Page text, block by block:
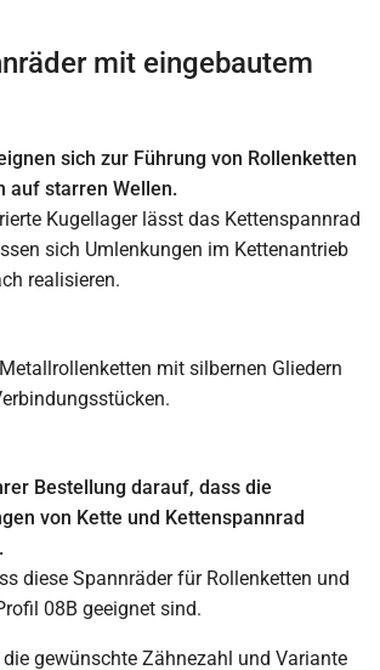
mit eingebautem
sich zur Führung von Rollenketten
auf starren Wellen.
Kugellager lässt das Kettenspannrad
sich Umlenkungen im Kettenantrieb
realisieren.
Bestellung darauf, dass die
von Kette und Kettenspannrad
diese Spannräder für Rollenketten und
08B geeignet sind.
gewünschte Zähnezahl und Variante